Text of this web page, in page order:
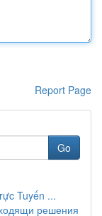
Report Page
Go
Tuyến ...
решения